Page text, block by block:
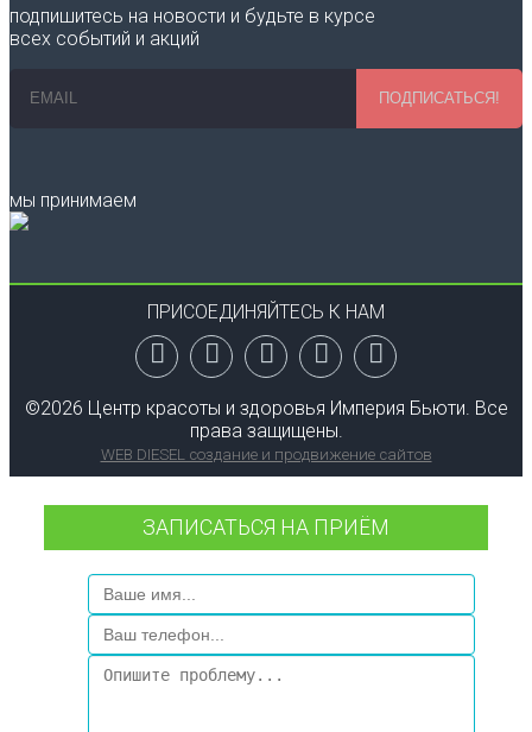
подпишитесь на новости и будьте в курсе
всех событий и акций
ПОДПИСАТЬСЯ!
мы принимаем
ПРИСОЕДИНЯЙТЕСЬ К НАМ
©2026 Центр красоты и здоровья Империя Бьюти. Все
права защищены.
WEB DIESEL создание и продвижение сайтов
ЗАПИСАТЬСЯ НА ПРИЁМ